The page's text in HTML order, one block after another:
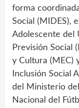
forma
Social (MIDES),
Adolescente del
Previsión Social
y Cultura (MEC)
Inclusión Social
del Ministerio
Nacional del